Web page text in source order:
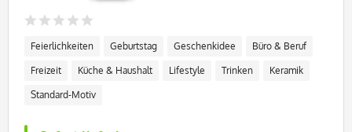
Feierlichkeiten Geburtstag Geschenkidee Büro & Beruf
Freizeit Küche & Haushalt Lifestyle Trinken Keramik
Standard-Motiv